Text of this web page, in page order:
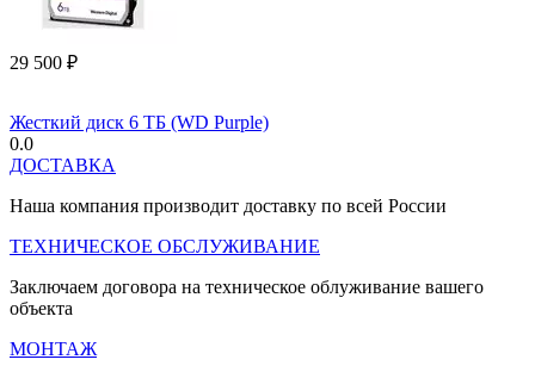
29 500 ₽
Жесткий диск 6 ТБ (WD Purple)
0.0
ДОСТАВКА
Наша компания производит доставку по всей России
ТЕХНИЧЕСКОЕ ОБСЛУЖИВАНИЕ
Заключаем договора на техническое облуживание вашего
объекта
МОНТАЖ